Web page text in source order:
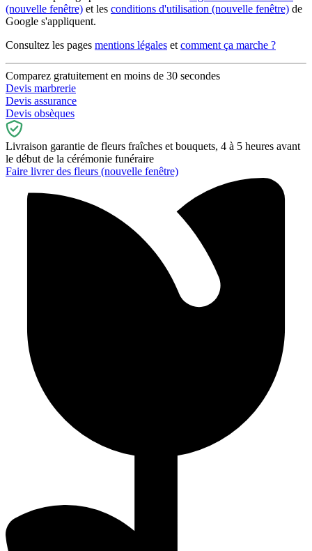
(nouvelle fenêtre) et les conditions d'utilisation (nouvelle fenêtre) de
Google s'appliquent.
Consultez les pages mentions légales et comment ça marche ?
Comparez gratuitement en moins de 30 secondes
Devis marbrerie
Devis assurance
Devis obsèques
Livraison garantie de fleurs fraîches et bouquets, 4 à 5 heures avant
le début de la cérémonie funéraire
Faire livrer des fleurs (nouvelle fenêtre)